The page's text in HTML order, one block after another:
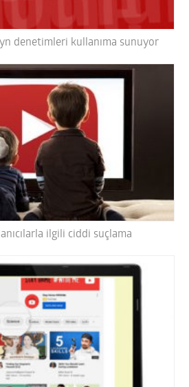
denetimleri kullanıma sunuyor
ilgili ciddi suçlama